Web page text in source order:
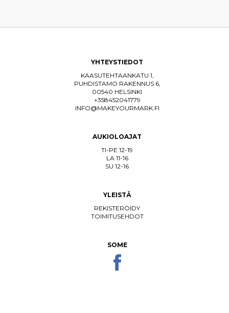
YHTEYSTIEDOT
KAASUTEHTAANKATU 1,
PUHDISTAMO RAKENNUS 6,
00540 HELSINKI
+358452041779
INFO@MAKEYOURMARK.FI
AUKIOLOAJAT
TI-PE 12-19
LA 11-16
SU 12-16
YLEISTÄ
REKISTERÖIDY
TOIMITUSEHDOT
SOME